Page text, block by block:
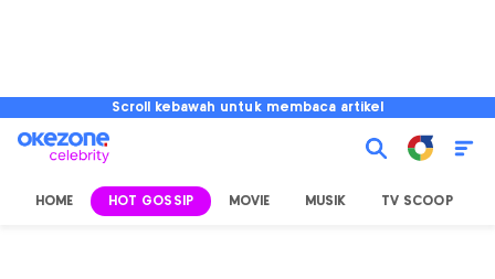
Scroll kebawah untuk membaca artikel
HOME HOT GOSSIP MOVIE MUSIK TV SCOOP